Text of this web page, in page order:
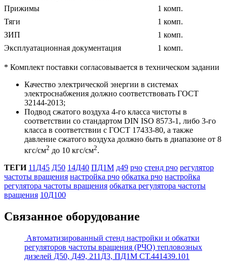
Прижимы
1 комп.
Тяги
1 комп.
ЗИП
1 комп.
Эксплуатационная документация
1 комп.
* Комплект поставки согласовывается в техническом задании
Качество электрической энергии в системах
электроснабжения должно соответствовать ГОСТ
32144-2013;
Подвод сжатого воздуха 4-го класса чистоты в
соответствии со стандартом DIN ISO 8573-1, либо 3-го
класса в соответствии с ГОСТ 17433-80, а также
давление сжатого воздуха должно быть в диапазоне от 8
кгс/см2 до 10 кгс/см2.
ТЕГИ 11Д45 Д50 14Д40 ПД1М д49 рчо стенд рчо регулятор
частоты вращения настройка рчо обкатка рчо настройка
регулятора частоты вращения обкатка регулятора частоты
вращения 10Д100
Связанное оборудование
Автоматизированный стенд настройки и обкатки
регуляторов частоты вращения (РЧО) тепловозных
дизелей Д50, Д49, 211Д3, ПД1М СТ.441439.101